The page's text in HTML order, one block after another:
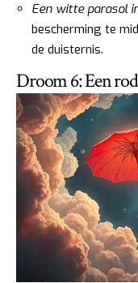
Een witte parasol
bescherming te
de duisternis.
Droom 6: Een